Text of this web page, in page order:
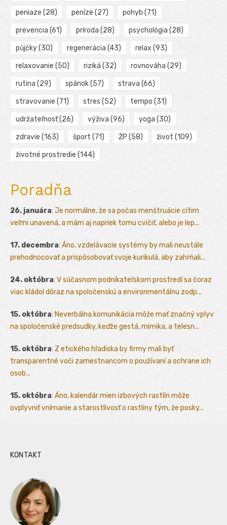
peniaze (28) peníze (27) pohyb (71)
prevencia (61) príroda (28) psychológia (28)
půjčky(30) regenerácia (43) relax (93)
relaxovanie (50) riziká (32) rovnováha (29)
rutina (29) spánok(57) strava (66)
stravovanie (71) stres (52) tempo (31)
udržateľnosť(26) výživa (96) yoga (30)
zdravie (163) šport (71) ŽP (58) život (109)
životné prostredie (144)
Poradňa
26. januára: Je normálne, že sa počas menštruácie cítim
veľmi unavená, a mám aj napriek tomu cvičiť, alebo je lep...
17. decembra: Áno, vzdelávacie systémy by mali neustále
prehodnocovať a prispôsobovať svoje kurikulá, aby zahŕňali...
24. októbra: V súčasnom podnikateľskom prostredí sa čoraz
viac kládol dôraz na spoločenskú a environmentálnu zodp...
15. októbra: Neverbálna komunikácia môže mať značný vplyv
na spoločenské predsudky, keďže gestá, mimika, a telesn...
15. októbra: Z etického hľadiska by firmy mali byť
transparentné voči zamestnancom o používaní a ochrane ich
osob...
15. októbra: Áno, kalendár mien izbových rastlín môže
ovplyvniť vnímanie a starostlivosť o rastliny tým, že posky...
KONTAKT